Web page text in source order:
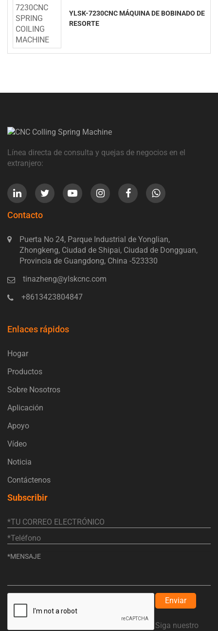
YLSK-7230CNC MÁQUINA DE BOBINADO DE
RESORTE
Línea directa de consulta y quejas de negocios en el
extranjero:
Contacto
Puerta No 24, Parque Industrial de Yonglian,
Zhongkeng, Ciudad de Shipai, Ciudad de Dongguan,
Provincia de Guangdong, China -523330
tinazheng@ylskcnc.com
+8613423804847
Enlaces rápidos
Hogar
Productos
Sobre Nosotros
Aplicación
Apoyo
Vídeo
Noticia
Contáctenos
Subscribir
Enviar
Siga nuestro